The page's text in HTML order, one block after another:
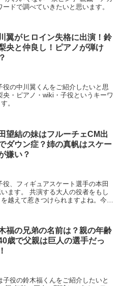
ドで調べていきたいと思います。
翼がヒロイン失格に出演！鈴
央と仲良し！ピアノが弾け
の中川翼くんをご紹介したいと思
・ピアノ・wiki・子役というキーワ
。
望結の妹はフルーチェCM出
ダウン症？姉の真帆はスケー
嫌い？
、フィギュアスケート選手の本田
ます。 共演する大人の役者をもし
越えて惹きつけられますよね。今
福の兄弟の名前は？親の年齢
歳で父親は巨人の選手だっ
役の鈴木福くんをご紹介したいと